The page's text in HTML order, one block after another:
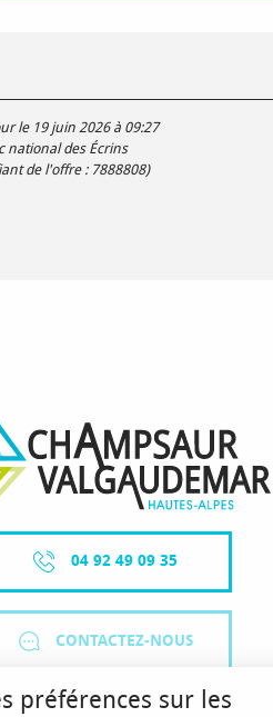
le 19 juin 2026 à 09:27
national des Écrins
de l'offre : 7888808)
04 92 49 09 35
CONTACTEZ-NOUS
préférences sur les